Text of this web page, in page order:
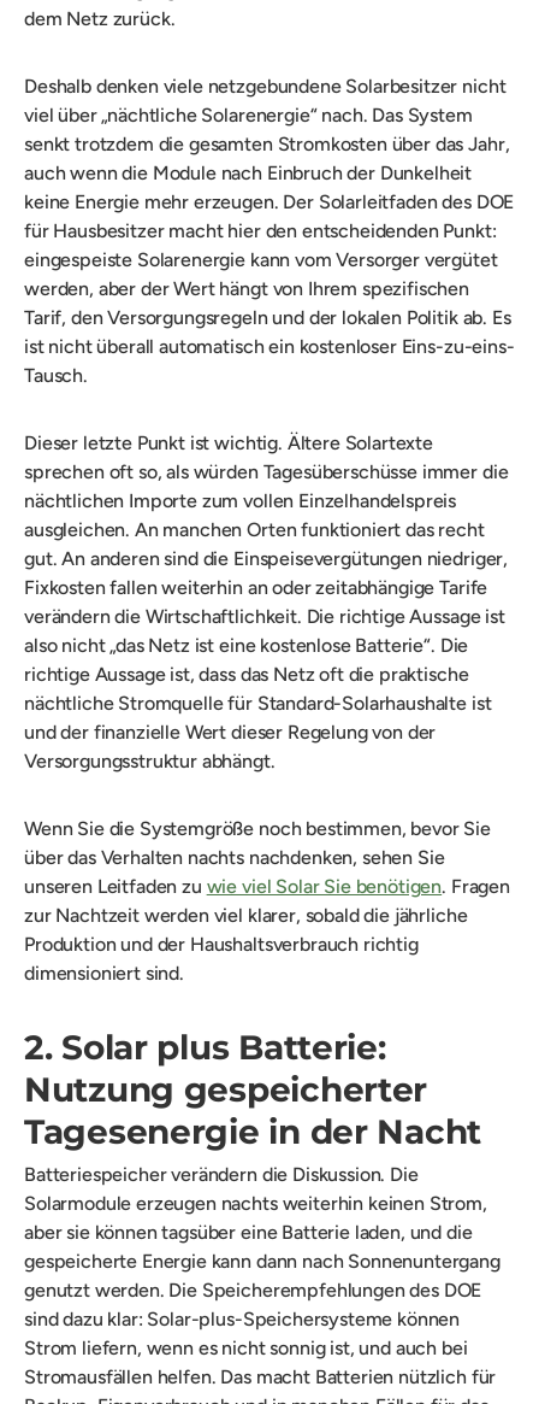
dem Netz zurück.
Deshalb denken viele netzgebundene Solarbesitzer nicht
viel über „nächtliche Solarenergie“ nach. Das System
senkt trotzdem die gesamten Stromkosten über das Jahr,
auch wenn die Module nach Einbruch der Dunkelheit
keine Energie mehr erzeugen. Der Solarleitfaden des DOE
für Hausbesitzer macht hier den entscheidenden Punkt:
eingespeiste Solarenergie kann vom Versorger vergütet
werden, aber der Wert hängt von Ihrem spezifischen
Tarif, den Versorgungsregeln und der lokalen Politik ab. Es
ist nicht überall automatisch ein kostenloser Eins-zu-eins-
Tausch.
Dieser letzte Punkt ist wichtig. Ältere Solartexte
sprechen oft so, als würden Tagesüberschüsse immer die
nächtlichen Importe zum vollen Einzelhandelspreis
ausgleichen. An manchen Orten funktioniert das recht
gut. An anderen sind die Einspeisevergütungen niedriger,
Fixkosten fallen weiterhin an oder zeitabhängige Tarife
verändern die Wirtschaftlichkeit. Die richtige Aussage ist
also nicht „das Netz ist eine kostenlose Batterie“. Die
richtige Aussage ist, dass das Netz oft die praktische
nächtliche Stromquelle für Standard-Solarhaushalte ist
und der finanzielle Wert dieser Regelung von der
Versorgungsstruktur abhängt.
Wenn Sie die Systemgröße noch bestimmen, bevor Sie
über das Verhalten nachts nachdenken, sehen Sie
unseren Leitfaden zu wie viel Solar Sie benötigen. Fragen
zur Nachtzeit werden viel klarer, sobald die jährliche
Produktion und der Haushaltsverbrauch richtig
dimensioniert sind.
2. Solar plus Batterie:
Nutzung gespeicherter
Tagesenergie in der Nacht
Batteriespeicher verändern die Diskussion. Die
Solarmodule erzeugen nachts weiterhin keinen Strom,
aber sie können tagsüber eine Batterie laden, und die
gespeicherte Energie kann dann nach Sonnenuntergang
genutzt werden. Die Speicherempfehlungen des DOE
sind dazu klar: Solar-plus-Speichersysteme können
Strom liefern, wenn es nicht sonnig ist, und auch bei
Stromausfällen helfen. Das macht Batterien nützlich für